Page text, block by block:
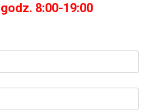
8:00-19:00